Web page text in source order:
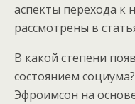
аспекты перехода к
рассмотрены в
В какой степени
состоянием
Эфроимсон на